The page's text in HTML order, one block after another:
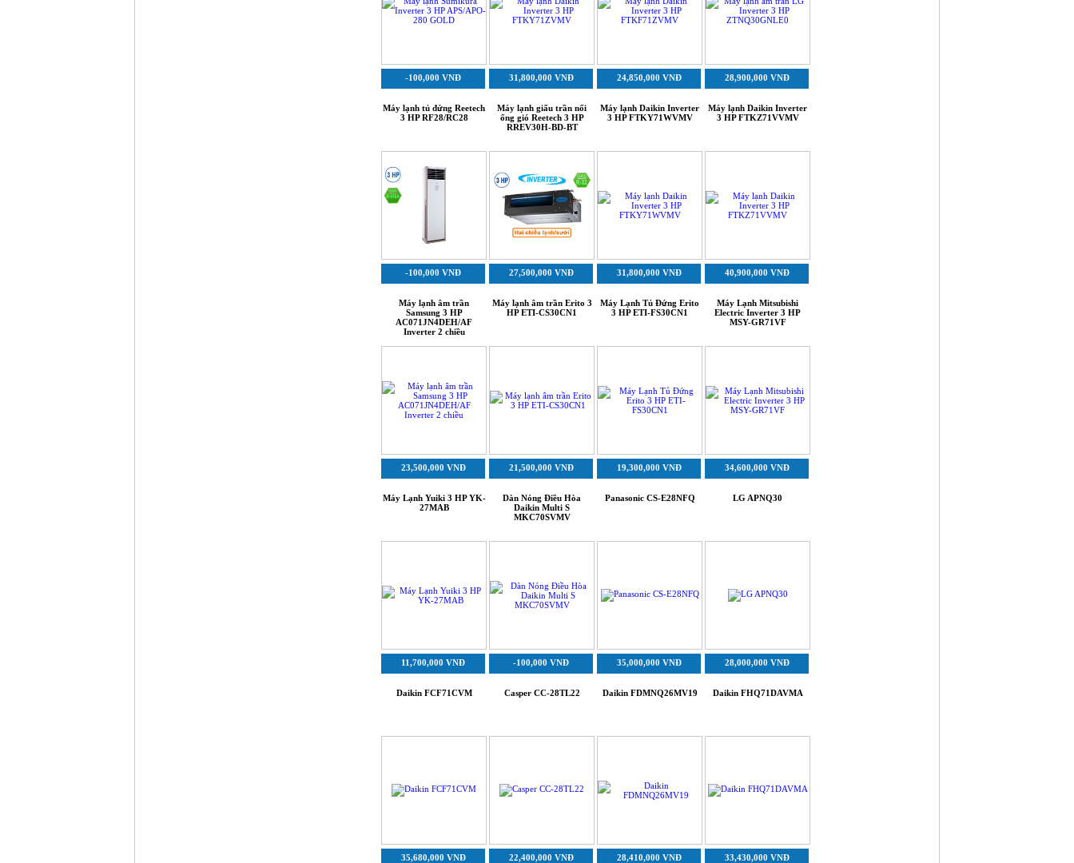
-100,000 VNĐ 31,800,000 VNĐ 24,850,000 VNĐ 28,900,000 VNĐ
Máy lạnh tủ đứng Reetech
3 HP RF28/RC28
-100,000 VNĐ
Máy lạnh giấu trần nối
ống gió Reetech 3 HP
RREV30H-BD-BT
27,500,000 VNĐ
Máy lạnh Daikin Inverter
3 HP FTKY71WVMV
31,800,000 VNĐ
Máy lạnh Daikin Inverter
3 HP FTKZ71VVMV
40,900,000 VNĐ
Máy lạnh âm trần
Samsung 3 HP
AC071JN4DEH/AF
Inverter 2 chiều
23,500,000 VNĐ
Máy lạnh âm trần Erito 3
HP ETI-CS30CN1
21,500,000 VNĐ
Máy Lạnh Tủ Đứng Erito
3 HP ETI-FS30CN1
19,300,000 VNĐ
Máy Lạnh Mitsubishi
Electric Inverter 3 HP
MSY-GR71VF
34,600,000 VNĐ
Máy Lạnh Yuiki 3 HP YK-
27MAB
11,700,000 VNĐ
Dàn Nóng Điều Hòa
Daikin Multi S
MKC70SVMV
-100,000 VNĐ
Panasonic CS-E28NFQ
35,000,000 VNĐ
LG APNQ30
28,000,000 VNĐ
Daikin FCF71CVM
35,680,000 VNĐ
Casper CC-28TL22
22,400,000 VNĐ
Daikin FDMNQ26MV19
28,410,000 VNĐ
Daikin FHQ71DAVMA
33,430,000 VNĐ